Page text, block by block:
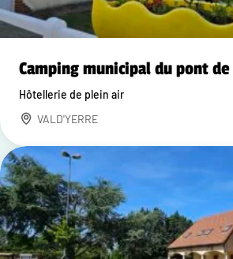
Camping municipal du pont
Hôtellerie de plein air
VALD'YERRE